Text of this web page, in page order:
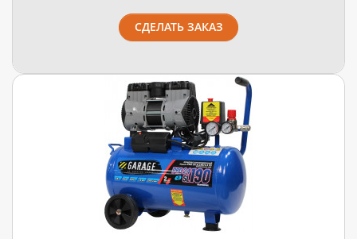
СДЕЛАТЬ ЗАКАЗ